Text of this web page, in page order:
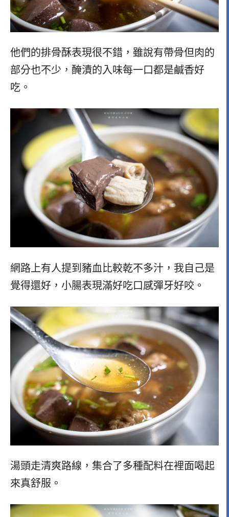
他們的排骨酥表現很不錯，雖說有帶骨但肉的
部分也不少，醃漬的入味每一口都是鹹香好
吃。
網路上有人提到豬血比較乾不多汁，我自己是
覺得還好，小腸表現滿好吃口感彈牙好咬。
湯頭走清爽路線，集合了多種配料在裡面喝起
來真舒服。